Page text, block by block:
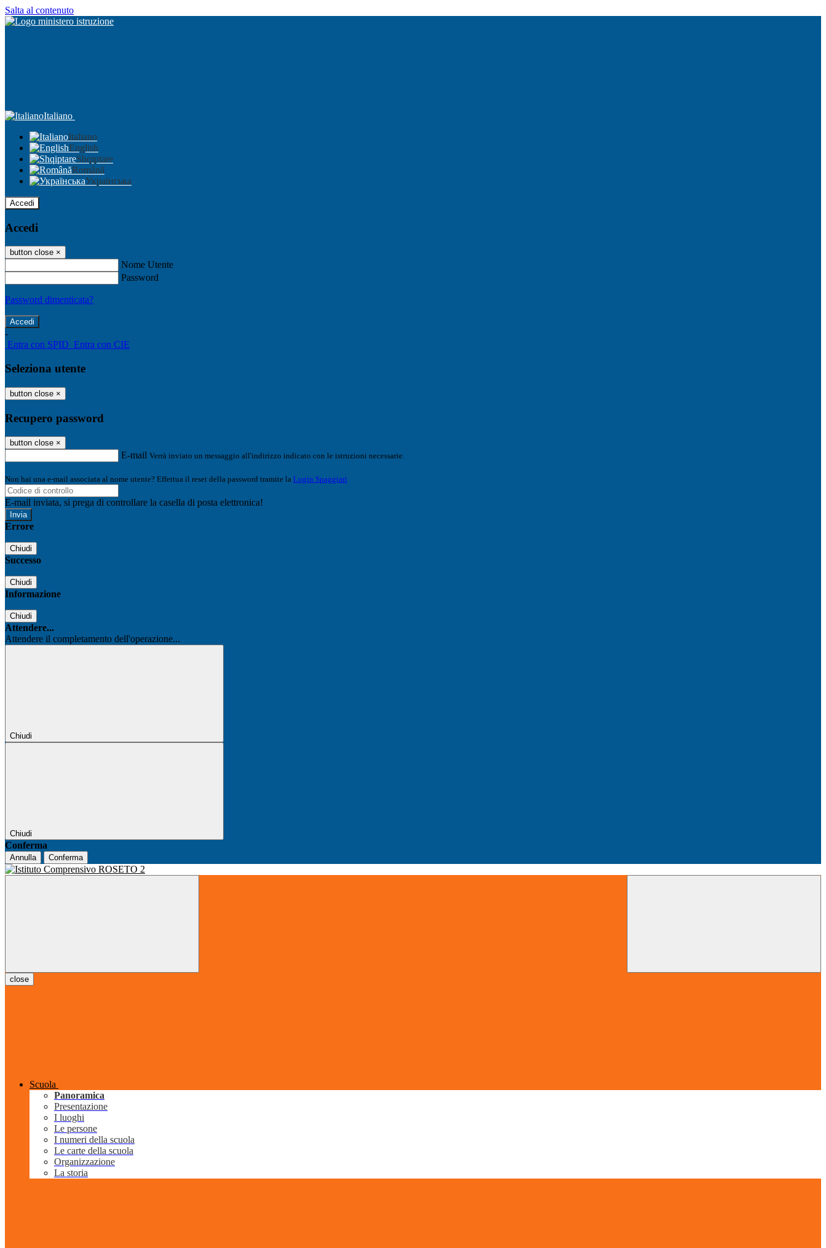
Salta al contenuto
Italiano
Italiano
English
Shqiptare
Română
Українська
Accedi
Accedi
button close ×
Nome Utente
Password
Password dimenticata?
-
Entra con SPID Entra con CIE
Seleziona utente
button close ×
Recupero password
button close ×
E-mail Verrà inviato un messaggio all'indirizzo indicato con le istruzioni necessarie.
Non hai una e-mail associata al nome utente? Effettua il reset della password tramite la Login Spaggiari
E-mail inviata, si prega di controllare la casella di posta elettronica!
Errore
Chiudi
Successo
Chiudi
Informazione
Chiudi
Attendere...
Attendere il completamento dell'operazione...
Chiudi
Chiudi
Conferma
Annulla Conferma
close
Scuola
Panoramica
Presentazione
I luoghi
Le persone
I numeri della scuola
Le carte della scuola
Organizzazione
La storia